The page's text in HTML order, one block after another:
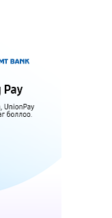
хяналт
гэрээсээ гарсан 10
7 ШТС-д
нь
сануулав